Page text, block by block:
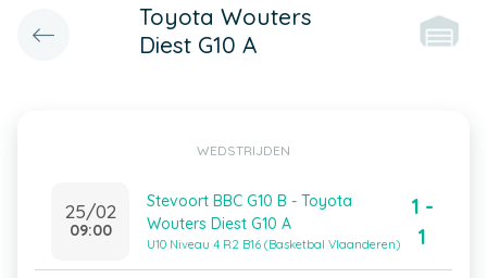
Toyota Wouters
Diest G10 A
WEDSTRIJDEN
25/02
09:00
Stevoort BBC G10 B - Toyota
Wouters Diest G10 A
U10 Niveau 4 R2 B16 (Basketbal Vlaanderen)
1 -
1